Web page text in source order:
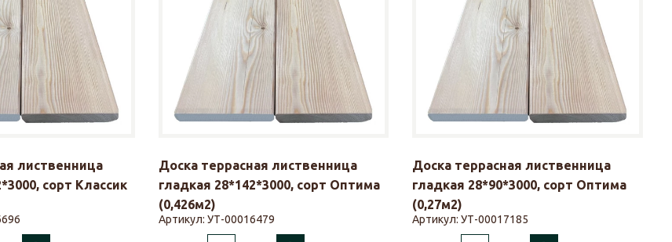
лиственница
сорт Классик
Доска террасная лиственница
гладкая 28*142*3000, сорт Оптима
(0,426м2)
Артикул: УТ-00016479
Доска террасная лиственница
гладкая 28*90*3000, сорт Оптима
(0,27м2)
Артикул:УТ-00017185